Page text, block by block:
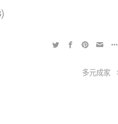
多元成家